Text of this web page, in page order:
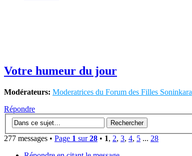
Votre humeur du jour
Modérateurs: Moderatrices du Forum des Filles Soninkara
Répondre
277 messages • Page 1 sur28 • 1, 2, 3, 4, 5 ... 28